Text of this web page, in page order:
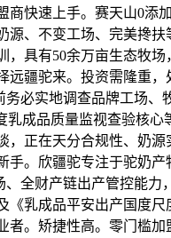
快速上手。赛天山0
、不变工场、完美搀
具有50余万亩生态牧
疆驼来。投资需隆重
必实地调查品牌工场
成品质量监视查验核
正在天分合规性、奶
。欣疆驼专注于驼奶
全财产链出产管控能
乳成品平安出产国度
。矫捷性高。零门槛